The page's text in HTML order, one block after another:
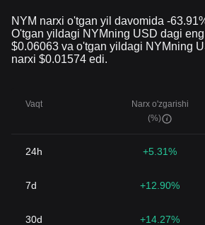
bozorda mavjud bo'lganlar o'rtasidagi
narxlarning o'zgaruvchanligiga hamta'sir
tarmog'i rivojlanib, yetuklashib borar ekan,
bog'liqligi NYM faoliyat ko'rsatayotgan
M sarmoya kiritish yoki savdo qilishga
NYM ni qayerdan sotib olish kerak? Siz
taklif qiladigan Bitget kabi yetakchi
NYM narxi o'tgan yil davomida -
O'tgan yildagi NYMning USD dagi
$0.06063 va o'tgan yildagi NYMning
narxi $0.01574 edi.
Vaqt
Narx o'zgarishi
(%)
24h +5.31%
7d +12.90%
30d +14.27%